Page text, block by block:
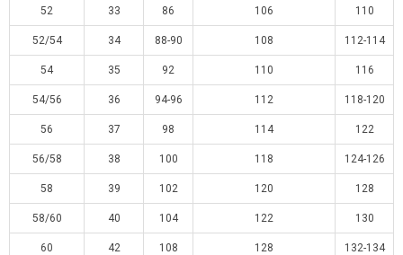
52 33 86 106 110
52/54 34 88-90 108 112-114
54 35 92 110 116
54/56 36 94-96 112 118-120
56 37 98 114 122
56/58 38 100 118 124-126
58 39 102 120 128
58/60 40 104 122 130
60 42 108 128 132-134